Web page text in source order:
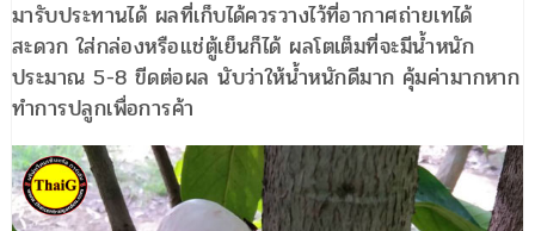
มารับประทานได้ ผลที่เก็บได้ควรวางไว้ที่อากาศถ่ายเทได้
สะดวก ใส่กล่องหรือแช่ตู้เย็นก็ได้ ผลโตเต็มที่จะมีน้ำหนัก
ประมาณ 5-8 ขีดต่อผล นับว่าให้น้ำหนักดีมาก คุ้มค่ามากหาก
ทำการปลูกเพื่อการค้า